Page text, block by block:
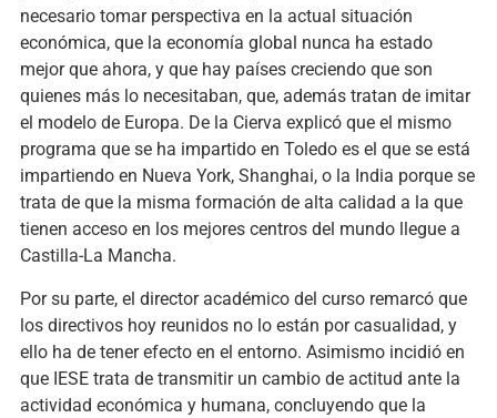
necesario tomar perspectiva en la actual situación
económica, que la economía global nunca ha estado
mejor que ahora, y que hay países creciendo que son
quienes más lo necesitaban, que, además tratan de imitar
el modelo de Europa. De la Cierva explicó que el mismo
programa que se ha impartido en Toledo es el que se está
impartiendo en Nueva York, Shanghai, o la India porque se
trata de que la misma formación de alta calidad a la que
tienen acceso en los mejores centros del mundo llegue a
Castilla-La Mancha.
Por su parte, el director académico del curso remarcó que
los directivos hoy reunidos no lo están por casualidad, y
ello ha de tener efecto en el entorno. Asimismo incidió en
que IESE trata de transmitir un cambio de actitud ante la
actividad económica y humana, concluyendo que la